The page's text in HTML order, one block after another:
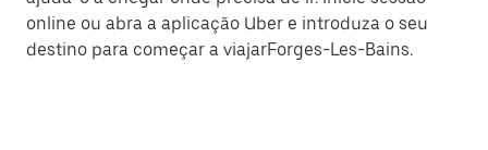
online ou abra a aplicação Uber e introduza o seu
destino para começar a viajarForges-Les-Bains.